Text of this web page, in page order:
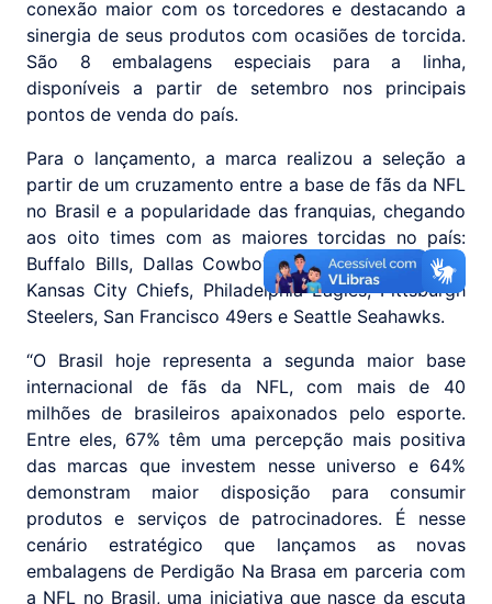
conexão maior com os torcedores e destacando a
sinergia de seus produtos com ocasiões de torcida.
São 8 embalagens especiais para a linha,
disponíveis a partir de setembro nos principais
pontos de venda do país.
Para o lançamento, a marca realizou a seleção a
partir de um cruzamento entre a base de fãs da NFL
no Brasil e a popularidade das franquias, chegando
aos oito times com as maiores torcidas no país:
Buffalo Bills, Dallas Cowboys, Green Bay Packers,
Kansas City Chiefs, Philadelphia Eagles, Pittsburgh
Steelers, San Francisco 49ers e Seattle Seahawks.
“O Brasil hoje representa a segunda maior base
internacional de fãs da NFL, com mais de 40
milhões de brasileiros apaixonados pelo esporte.
Entre eles, 67% têm uma percepção mais positiva
das marcas que investem nesse universo e 64%
demonstram maior disposição para consumir
produtos e serviços de patrocinadores. É nesse
cenário estratégico que lançamos as novas
embalagens de Perdigão Na Brasa em parceria com
a NFL no Brasil, uma iniciativa que nasce da escuta